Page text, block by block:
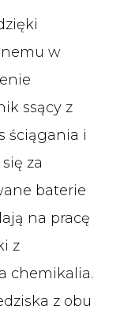
w
ssący z
ściągania i
za
baterie
na pracę
z
chemikalia.
z obu